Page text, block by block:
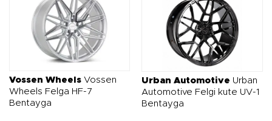
Vossen Wheels Vossen
Wheels Felga HF-7
Bentayga
Urban Automotive Urban
Automotive Felgi kute UV-1
Bentayga